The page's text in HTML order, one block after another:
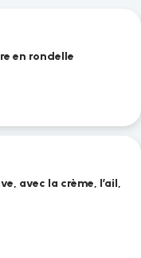
en rondelle
avec la crème, l’ail,